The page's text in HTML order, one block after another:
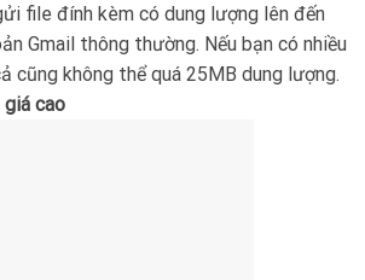
file đính kèm có dung lượng lên đến
Gmail thông thường. Nếu bạn có nhiều
cũng không thể quá 25MB dung lượng.
cao